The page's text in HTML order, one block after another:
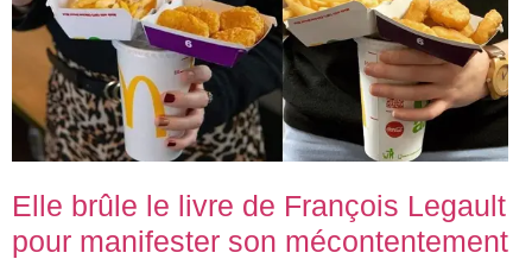
Elle brûle le livre de François Legault
pour manifester son mécontentement